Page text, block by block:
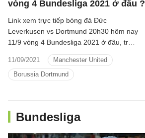
vòng 4 Bundesliga 2021 ở đâu ?
11/09/2021
Manchester United
Borussia Dortmund
Link xem trực tiếp bóng đá Đức
Leverkusen vs Dortmund 20h30 hôm nay
11/9 vòng 4 Bundesliga 2021 ở đâu, trực
tuyến kết quả Leverkusen vs Dortmund
kênh sóng nào.
Bundesliga